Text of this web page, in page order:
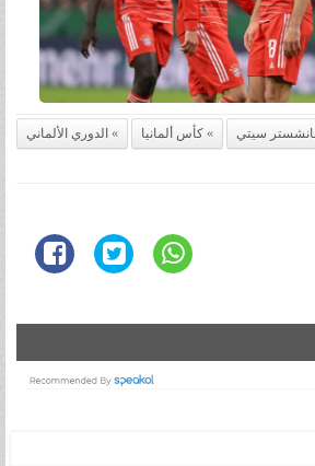
سيتي كأس ألمانيا
الدوري الألماني